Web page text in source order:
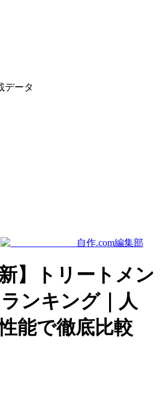
データ
自作.com編集部
】
トリートメン
ンキング｜人
能で徹底比較